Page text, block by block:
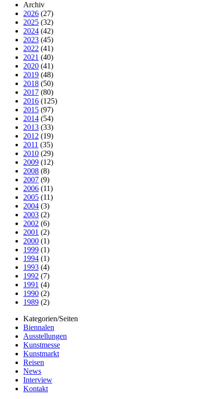
Archiv
2026 (27)
2025 (32)
2024 (42)
2023 (45)
2022 (41)
2021 (40)
2020 (41)
2019 (48)
2018 (50)
2017 (80)
2016 (125)
2015 (97)
2014 (54)
2013 (33)
2012 (19)
2011 (35)
2010 (29)
2009 (12)
2008 (8)
2007 (9)
2006 (11)
2005 (11)
2004 (3)
2003 (2)
2002 (6)
2001 (2)
2000 (1)
1999 (1)
1994 (1)
1993 (4)
1992 (7)
1991 (4)
1990 (2)
1989 (2)
Kategorien/Seiten
Biennalen
Ausstellungen
Kunstmesse
Kunstmarkt
Reisen
News
Interview
Kontakt